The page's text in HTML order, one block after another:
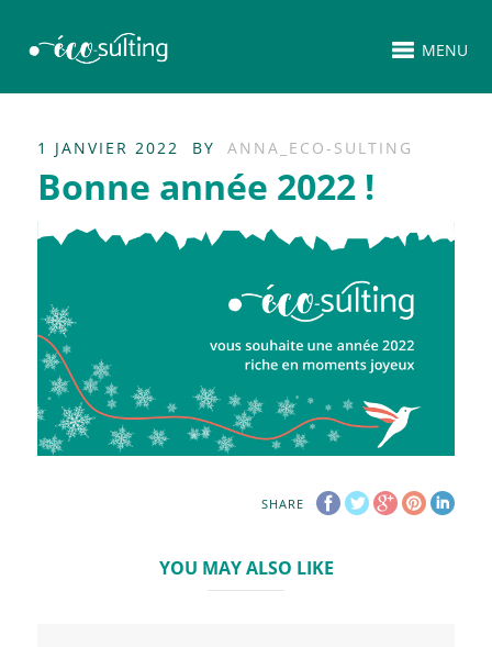
MENU
1 JANVIER 2022 BY ANNA_ECO-SULTING
Bonne année 2022 !
SHARE
YOU MAY ALSO LIKE